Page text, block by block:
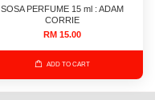
SOSA PERFUME 15 ml : ADAM
CORRIE
RM 15.00
ADD TO CART